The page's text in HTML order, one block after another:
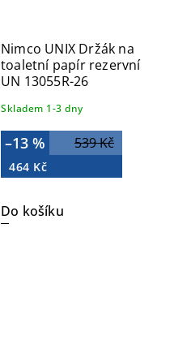
Nimco UNIX Držák na
toaletní papír rezervní
UN 13055R-26
Skladem 1-3 dny
539 Kč
–13 %
464 Kč
Do košíku